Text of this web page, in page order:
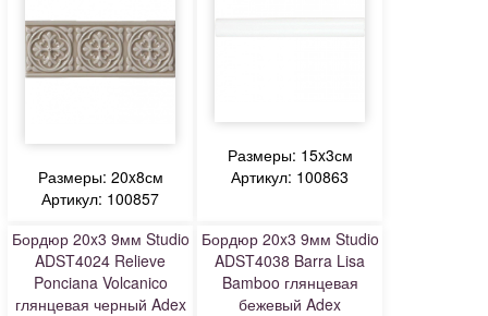
Размеры: 20x8см
Артикул: 100857
Размеры: 15x3см
Артикул: 100863
Бордюр 20x3 9мм Studio
ADST4024 Relieve
Ponciana Volcanico
глянцевая черный Adex
Бордюр 20x3 9мм Studio
ADST4038 Barra Lisa
Bamboo глянцевая
бежевый Adex